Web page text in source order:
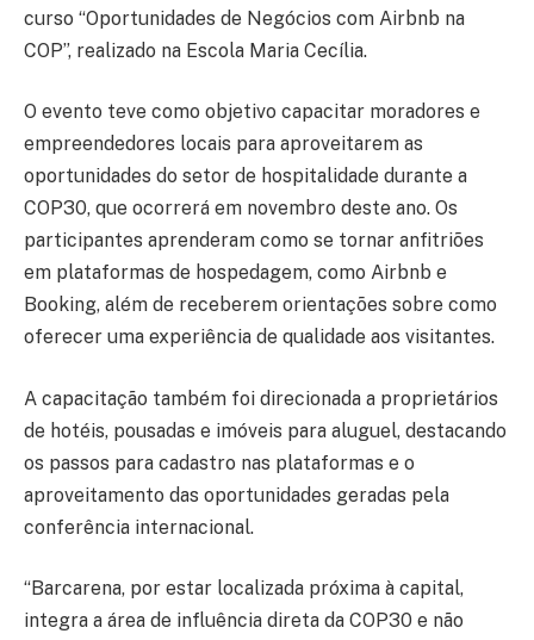
curso “Oportunidades de Negócios com Airbnb na
COP”, realizado na Escola Maria Cecília.
O evento teve como objetivo capacitar moradores e
empreendedores locais para aproveitarem as
oportunidades do setor de hospitalidade durante a
COP30, que ocorrerá em novembro deste ano. Os
participantes aprenderam como se tornar anfitriões
em plataformas de hospedagem, como Airbnb e
Booking, além de receberem orientações sobre como
oferecer uma experiência de qualidade aos visitantes.
A capacitação também foi direcionada a proprietários
de hotéis, pousadas e imóveis para aluguel, destacando
os passos para cadastro nas plataformas e o
aproveitamento das oportunidades geradas pela
conferência internacional.
“Barcarena, por estar localizada próxima à capital,
integra a área de influência direta da COP30 e não